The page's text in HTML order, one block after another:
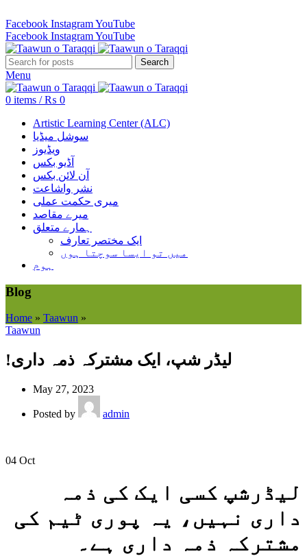
Facebook InstagramYouTube
Facebook InstagramYouTube
Search
Menu
0 items / ₨ 0
Artistic Learning Center (ALC)
سوشل میڈیا
ویڈیوز
آڈیو بکس
آن لائن بکس
نشر واشاعت
میری حکمت عملی
میرے مقاصد
ہمارے متعلق
ایک مختصر تعارف
میں تو ایسا سوچتا ہوں
ہوم
Blog
Home » Taawun »
Taawun
!لیڈر شپ، ایک مشترکہ ذمہ داری
May 27, 2023
Posted by admin
04 Oct
لیڈرشپ کسی ایک کی ذمہ
داری نہیں، یہ پوری ٹیم کی
مشترکہ ذمہ داری ہے۔